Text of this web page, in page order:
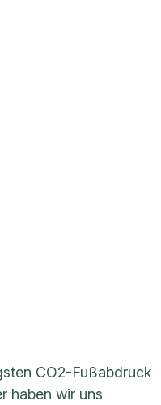
CO2-Fußabdruck
haben wir uns